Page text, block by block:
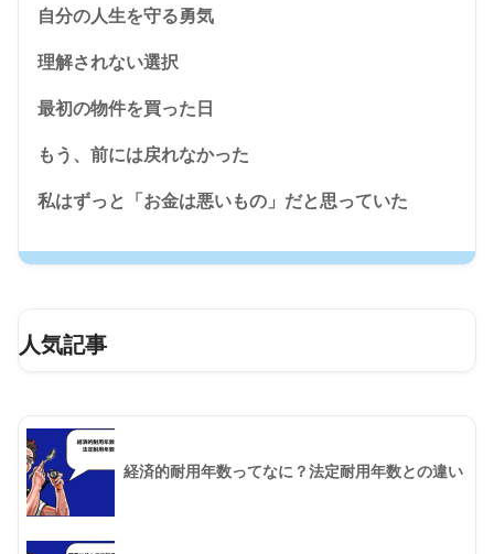
自分の人生を守る勇気
理解されない選択
最初の物件を買った日
もう、前には戻れなかった
私はずっと「お金は悪いもの」だと思っていた
人気記事
経済的耐用年数ってなに？法定耐用年数との違い